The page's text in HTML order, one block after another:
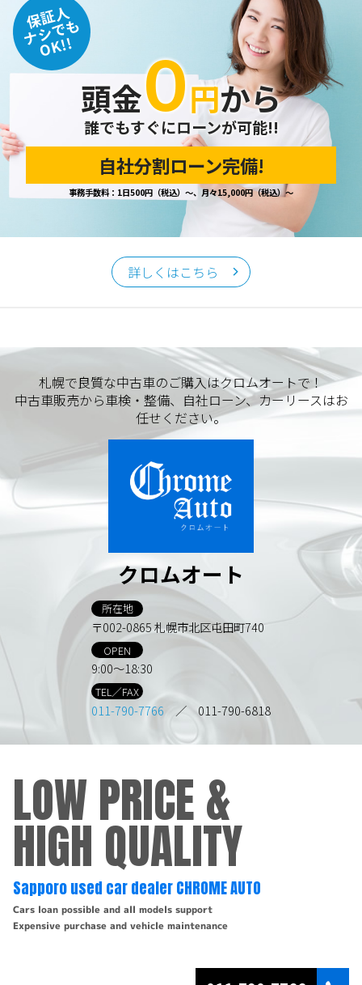
保証人
ナシでも
OK!!
頭金０円から
誰でもすぐにローンが可能!!
自社分割ローン完備!
事務手数料：1日500円（税込）～、月々15,000円（税込）～
詳しくはこちら
札幌で良質な中古車のご購入はクロムオートで！
中古車販売から車検・整備、自社ローン、カーリースはお
任せください。
クロムオート
所在地
〒002-0865 札幌市北区屯田町740
OPEN
9:00～18:30
TEL／FAX
011-790-7766 ／ 011-790-6818
LOW PRICE &
HIGH QUALITY
Sapporo used car dealer CHROME AUTO
Cars loan possible and all models support
Expensive purchase and vehicle maintenance